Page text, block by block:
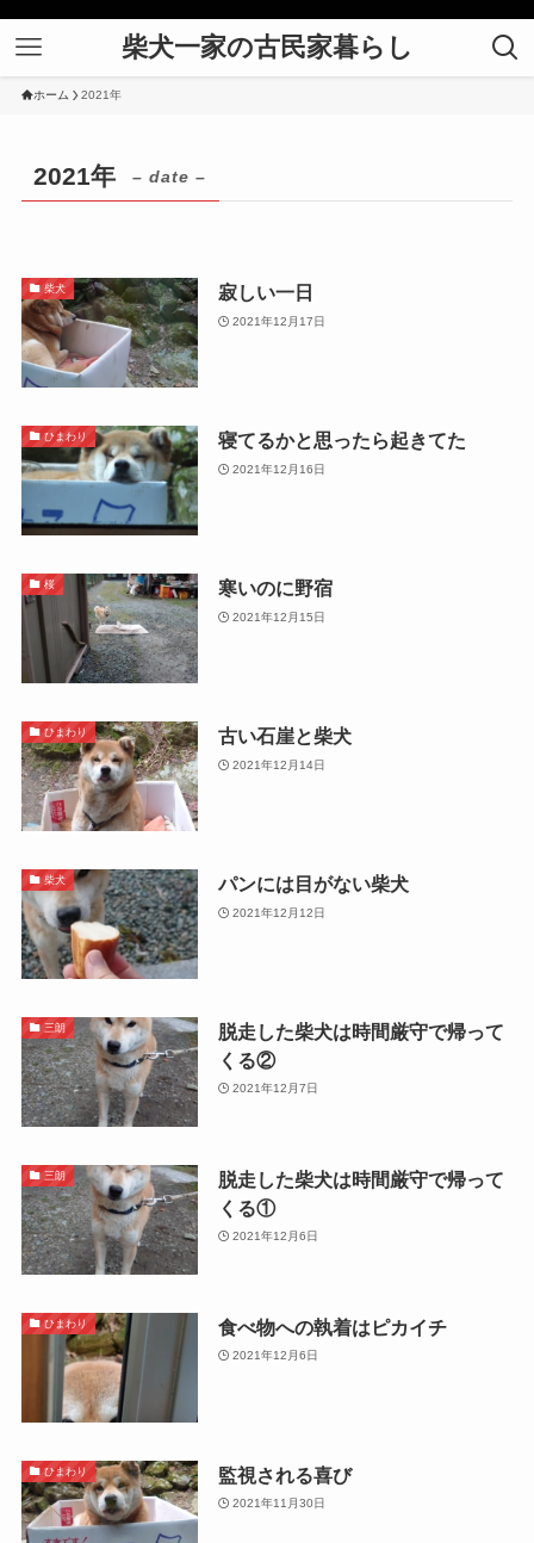
柴犬一家の古民家暮らし
ホーム 2021年
2021年 – date –
柴犬 寂しい一日
2021年12月17日
ひまわり 寝てるかと思ったら起きてた
2021年12月16日
桜 寒いのに野宿
2021年12月15日
ひまわり 古い石崖と柴犬
2021年12月14日
柴犬 パンには目がない柴犬
2021年12月12日
三朗
脱走した柴犬は時間厳守で帰って
くる②
2021年12月7日
三朗
脱走した柴犬は時間厳守で帰って
くる①
2021年12月6日
ひまわり 食べ物への執着はピカイチ
2021年12月6日
ひまわり 監視される喜び
2021年11月30日